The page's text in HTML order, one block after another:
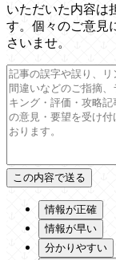
いただいた内容は
す。個々のご意見
さいませ。
情報が正確
情報が早い
分かりやすい